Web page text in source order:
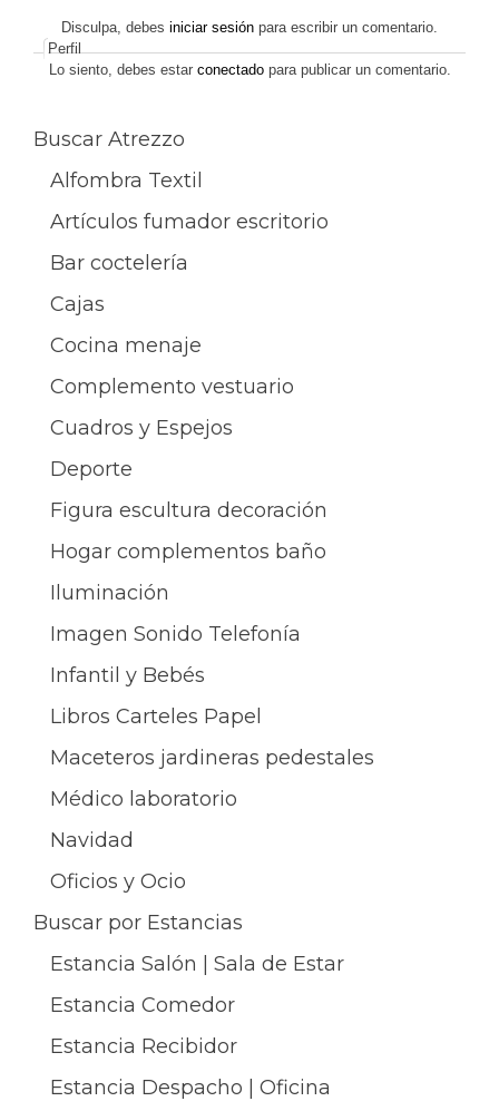
de
entradas
Disculpa, debes iniciar sesión para escribir un comentario.
Perfil
Lo siento, debes estar conectadopara publicar un comentario.
Buscar Atrezzo
Alfombra Textil
Artículos fumador escritorio
Bar coctelería
Cajas
Cocina menaje
Complemento vestuario
Cuadros y Espejos
Deporte
Figura escultura decoración
Hogar complementos baño
Iluminación
Imagen Sonido Telefonía
Infantil y Bebés
Libros Carteles Papel
Maceteros jardineras pedestales
Médico laboratorio
Navidad
Oficios y Ocio
Buscar por Estancias
Estancia Salón | Sala de Estar
Estancia Comedor
Estancia Recibidor
Estancia Despacho | Oficina